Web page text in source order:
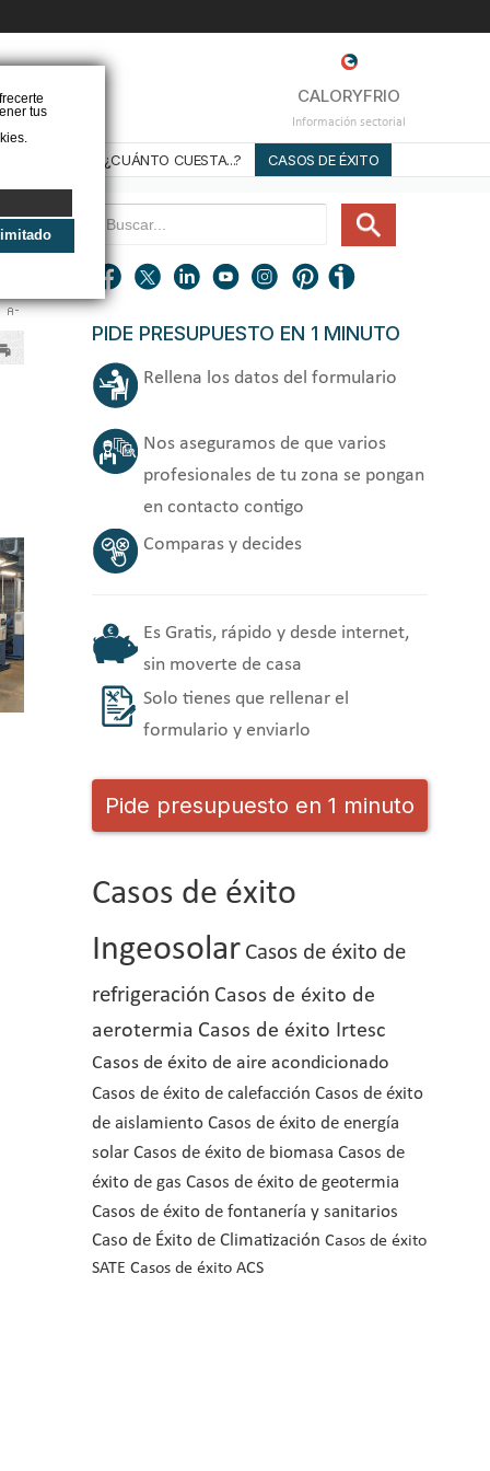
tus
CALORYFRIO
Información sectorial
¿CUÁNTO CUESTA...? CASOS DE ÉXITO
PIDE PRESUPUESTO EN 1 MINUTO
Rellena los datos del formulario
Nos aseguramos de que varios
profesionales de tu zona se pongan
en contacto contigo
Comparas y decides
Es Gratis, rápido y desde internet,
sin moverte de casa
Solo tienes que rellenar el
formulario y enviarlo
Pide presupuesto en 1 minuto
Casos de éxito
Ingeosolar Casos de éxito de
refrigeración Casos de éxito de
aerotermia Casos de éxito Irtesc
Casos de éxito de aire acondicionado
Casos de éxito de calefacción Casos de éxito
de aislamiento Casos de éxito de energía
solar Casos de éxito de biomasa Casos de
éxito de gas Casos de éxito de geotermia
Casos de éxito de fontanería y sanitarios
Caso de Éxito de Climatización Casos de éxito
SATE Casos de éxito ACS